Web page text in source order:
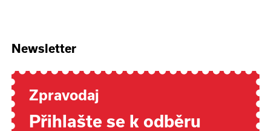
Newsletter
Zpravodaj
Přihlašte se k odběru